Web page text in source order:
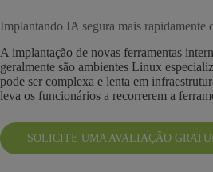
Implantando IA segura mais rapidamente
A implantação de novas ferramentas
geralmente são ambientes Linux
pode ser complexa e lenta em
leva os funcionários a recorrerem a
SOLICITE UMA AVALIAÇÃO